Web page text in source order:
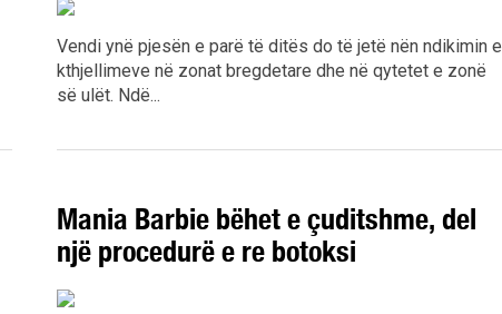
Vendi ynë pjesën e parë të ditës do të jetë nën ndikimin e
kthjellimeve në zonat bregdetare dhe në qytetet e zonë
së ulët. Ndë...
Mania Barbie bëhet e çuditshme, del
një procedurë e re botoksi